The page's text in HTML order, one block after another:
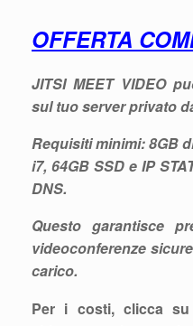
OFFERTA
JITSI MEET VIDEO
sul tuoserver privato
Requisiti minimi: 8GB
i7, 64GB SSD e IP
DNS.
Questo garantisce
videoconferenze sicure
carico.
Per i costi, clicca